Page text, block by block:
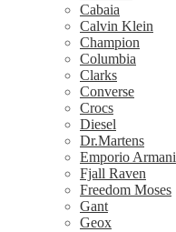
Cabaia
Calvin Klein
Champion
Columbia
Clarks
Converse
Crocs
Diesel
Dr.Martens
Emporio Armani
Fjall Raven
Freedom Moses
Gant
Geox